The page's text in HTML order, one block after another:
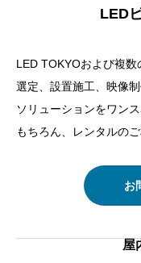
LED
LED TOKYOおよび複
選定、設置施工、映像
ソリューションをワン
もちろん、レンタルの
お
屋